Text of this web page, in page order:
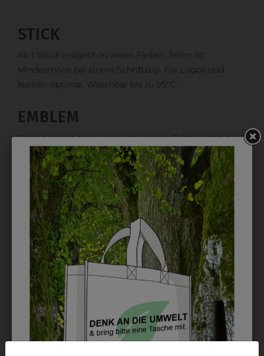
STICK
Ab 1 Stück möglich in vielen Farben. 5mm ist
Mindesthöhe bei einem Schriftzug. Für Logos und
Namen optimal. Waschbar bis zu 95°C.
EMBLEM
Kann gestickt oder bedruckt werden. Sehr vielseitig
einsetzbar und beim Sticken wieder ab 1 Stück
möglich.
DRUCK
Perfekt für große Logos und für kleine Details, jedoch
kostet jede Farbe extra und ist erst ab 12 Stück
möglich. Waschbar bis zu 60°C.
DAS KÖNNTE IHNEN